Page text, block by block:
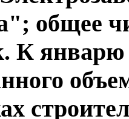
общее
К январю